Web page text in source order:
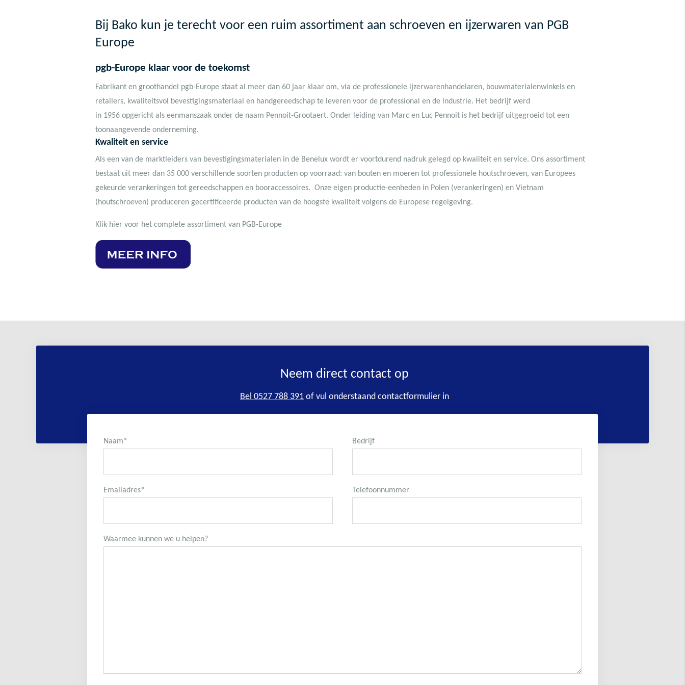
Bij Bako kun je terecht voor een ruim assortiment aan schroeven en ijzerwaren van PGB
Europe
pgb-Europe klaar voor de toekomst
Fabrikant en groothandel pgb-Europe staat al meer dan 60 jaar klaar om, via de professionele ijzerwarenhandelaren, bouwmaterialenwinkels en
retailers, kwaliteitsvol bevestigingsmateriaal en handgereedschap te leveren voor de professional en de industrie. Het bedrijf werd
in 1956 opgericht als eenmanszaak onder de naam Pennoit-Grootaert. Onder leiding van Marc en Luc Pennoit is het bedrijf uitgegroeid tot een
toonaangevende onderneming.
Kwaliteit en service
Als een van de marktleiders van bevestigingsmaterialen in de Benelux wordt er voortdurend nadruk gelegd op kwaliteit en service. Ons assortiment
bestaat uit meer dan 35 000 verschillende soorten producten op voorraad: van bouten en moeren tot professionele houtschroeven, van Europees
gekeurde verankeringen tot gereedschappen en booraccessoires. Onze eigen productie-eenheden in Polen (verankeringen) en Vietnam
(houtschroeven) produceren gecertificeerde producten van de hoogste kwaliteit volgens de Europese regelgeving.
Klik hier voor het complete assortiment van PGB-Europe
Neem direct contact op
Bel 0527 788 391 of vul onderstaand contactformulier in
Naam* Bedrijf
Emailadres* Telefoonnummer
Waarmee kunnen we u helpen?